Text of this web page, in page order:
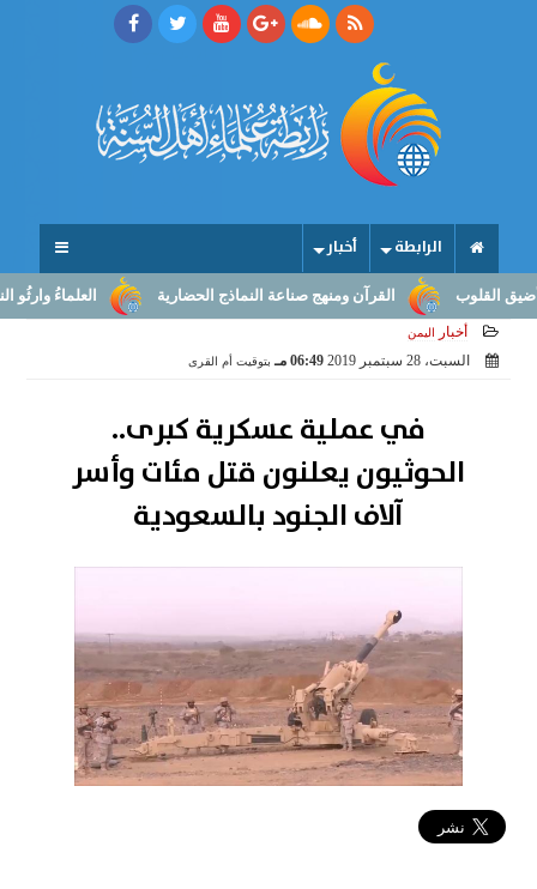
الرابطة أخبار
العلماءُ وارثُو النبوّة: القرآن ومنهج صناعة النماذج الحضارية
أخبار اليمن
السبت، 28 سبتمبر 2019 06:49 مـ بتوقيت أم القرى
في عملية عسكرية كبرى..
الحوثيون يعلنون قتل مئات وأسر
آلاف الجنود بالسعودية